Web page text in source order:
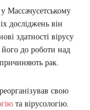
Массачусетському
досліджень він
здатності вірусу
його до роботи над
рак.
свою
та вірусологію.